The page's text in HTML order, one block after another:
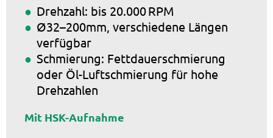
Drehzahl: bis 20.000 RPM
Ø32–200mm, verschiedene Längen
verfügbar
Schmierung: Fettdauerschmierung
oder Öl-Luftschmierung für hohe
Drehzahlen
Mit HSK-Aufnahme